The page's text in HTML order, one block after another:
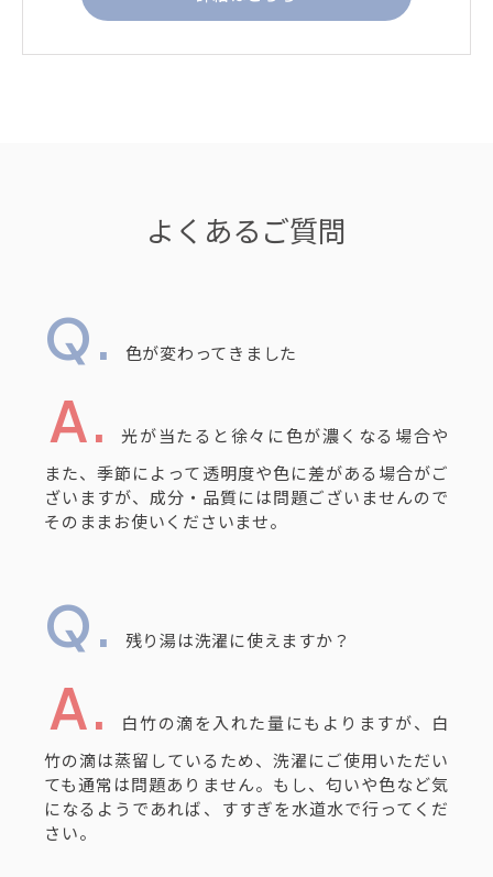
よくあるご質問
色が変わってきました
光が当たると徐々に色が濃くなる場合や
また、季節によって透明度や色に差がある場合がご
ざいますが、成分・品質には問題ございませんので
そのままお使いくださいませ。
残り湯は洗濯に使えますか？
白竹の滴を入れた量にもよりますが、白
竹の滴は蒸留しているため、洗濯にご使用いただい
ても通常は問題ありません。もし、匂いや色など気
になるようであれば、すすぎを水道水で行ってくだ
さい。